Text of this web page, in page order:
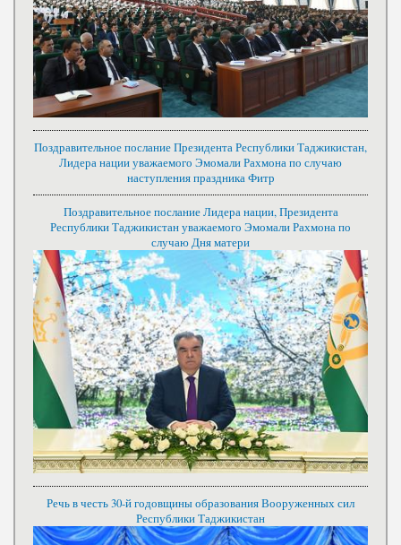
Поздравительное послание Президента Республики Таджикистан,
Лидера нации уважаемого Эмомали Рахмона по случаю
наступления праздника Фитр
Поздравительное послание Лидера нации, Президента
Республики Таджикистан уважаемого Эмомали Рахмона по
случаю Дня матери
Речь в честь 30-й годовщины образования Вооруженных сил
Республики Таджикистан